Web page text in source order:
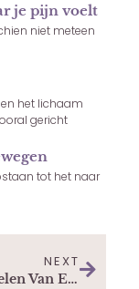
je pijn voelt
niet meteen
het lichaam
gericht
tot het naar
NEXT
De Voordelen Van Een ZZP Zorg Bemiddelingsbureau Voor Zorgprofessionals